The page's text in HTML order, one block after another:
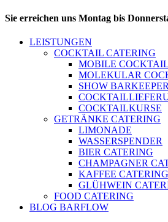
Sie erreichen uns Montag bis
LEISTUNGEN
COCKTAIL CATERING
MOBILE
MOLEKULAR
SHOW BARKEEPER
COCKTAILKURSE
GETRÄNKE CATERING
LIMONADE
WASSERSPENDER
BIER CATERING
CHAMPAGNER
KAFFEE CATERING
GLÜHWEIN
FOOD CATERING
BLOG BARFLOW